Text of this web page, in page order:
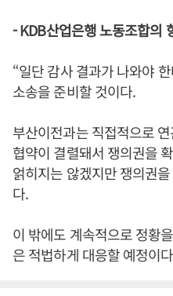
- KDB산업은행 노동조합의
“일단 감사 결과가 나와야
소송을 준비할 것이다.
부산이전과는 직접적으로
협약이 결렬돼서 쟁의권을
얽히지는 않겠지만 쟁의권
다.
이 밖에도 계속적으로 정황
은 적법하게 대응할 예정이